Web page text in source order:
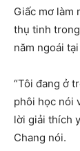
Giấc mơ làm
thụ tinh
năm ngoái
“Tôi đang ở
phôi học nói
lời giải thích
Chang nói.